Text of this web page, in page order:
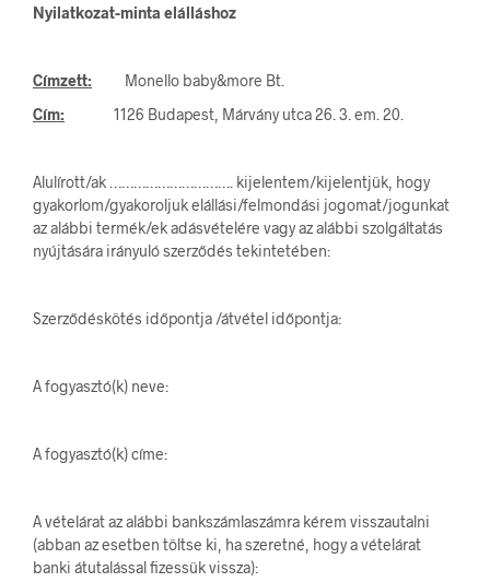
Nyilatkozat-minta elálláshoz
Címzett: Monello baby&more Bt.
Cím: 1126 Budapest, Márvány utca 26. 3. em. 20.
Alulírott/ak …………………………. kijelentem/kijelentjük, hogy
gyakorlom/gyakoroljuk elállási/felmondási jogomat/jogunkat
az alábbi termék/ek adásvételére vagy az alábbi szolgáltatás
nyújtására irányuló szerződés tekintetében:
Szerződéskötés időpontja /átvétel időpontja:
A fogyasztó(k) neve:
A fogyasztó(k) címe:
A vételárat az alábbi bankszámlaszámra kérem visszautalni
(abban az esetben töltse ki, ha szeretné, hogy a vételárat
banki átutalással fizessük vissza):